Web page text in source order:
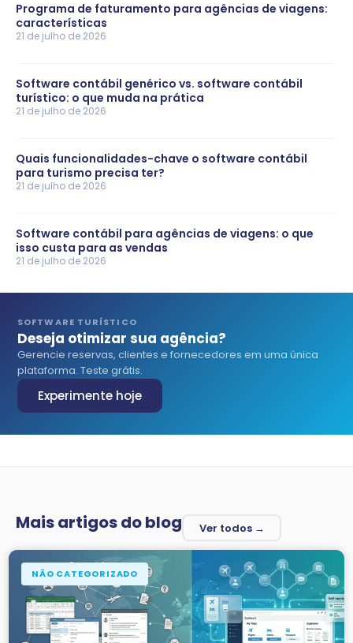
Programa de faturamento para agências de viagens:
características
21 de julho de 2026
Software contábil genérico vs. software contábil
turístico: o que muda na prática
21 de julho de 2026
Quais funcionalidades-chave o software contábil
para turismo precisa ter?
21 de julho de 2026
Software contábil para agências de viagens: o que
isso custa para as vendas
21 de julho de 2026
SOFTWARE TURÍSTICO
Deseja otimizar sua agência?
Gerencie reservas, clientes e fornecedores em uma única
plataforma. Teste grátis.
Experimente hoje
Mais artigos do blog Ver todos →
NÃO CATEGORIZADO